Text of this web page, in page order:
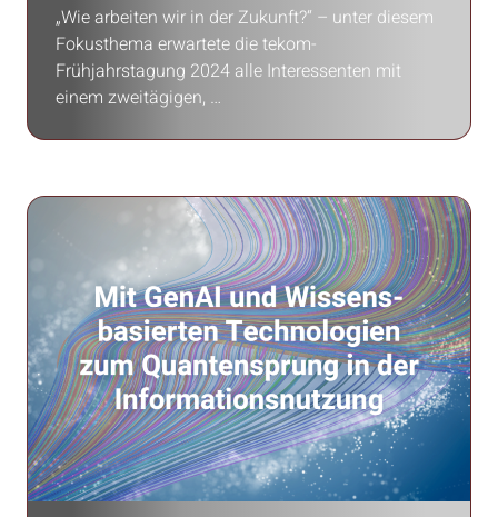
„Wie arbeiten wir in der Zukunft?“ – unter diesem
Fokusthema erwartete die tekom-
Frühjahrstagung 2024 alle Interessenten mit
einem zweitägigen, …